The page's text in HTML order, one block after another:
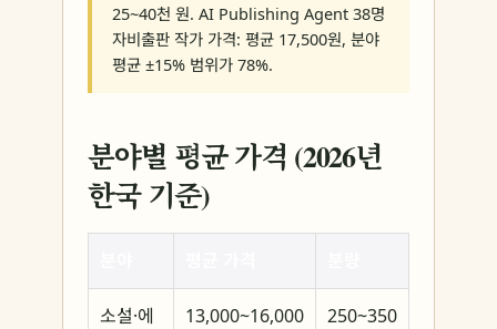
25~40천 원. AI Publishing Agent 38명
자비출판 작가 가격: 평균 17,500원, 분야
평균 ±15% 범위가 78%.
분야별 평균 가격 (2026년
한국 기준)
소설·에
13,000~16,000
250~350